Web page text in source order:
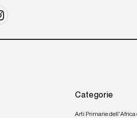
Categorie
Arti Primarie dell'Africa